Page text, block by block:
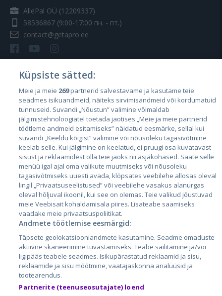
AllePal OÜ (12209337)
58536867 (9:00-17:00 пн. - пт.)
contact@getapro.ee
Страны
Эстония
Латвия
Литва
City24.lv
City24.ee
GetaPro.lv
GetaPro.ee
Autoplius.lt
CVbankas.lt
Kainos.lt
Paslaugos.lt
auto24.ee
Osta.ee
Küpsiste sätted:
Meie ja meie 269partnerid salvestavame ja kasutame teie
seadmes isikuandmeid, näiteks sirvimisandmeid või kordumatuid
tunnuseid. Suvandi „Nõustun” valimine võimaldab
jälgimistehnoloogiatel toetada jaotises „Meie ja meie partnerid
töötleme andmeid esitamiseks” näidatud eesmärke, sellal kui
suvandi „Keeldu kõigist” valimine või nõusoleku tagasivõtmine
keelab selle. Kui jälgimine on keelatud, ei pruugi osa kuvatavast
sisust ja reklaamidest olla teie jaoks nii asjakohased. Saate selle
menüü igal ajal oma valikute muutmiseks või nõusoleku
tagasivõtmiseks uuesti avada, klõpsates veebilehe allosas oleval
lingil „Privaatsuseelistused” või veebilehe vasakus alanurgas
oleval hõljuval ikoonil, kui see on olemas. Teie valikud jõustuvad
meie Veebisait kohaldamisala piires. Lisateabe saamiseks
vaadake meie privaatsuspoliitikat.
Andmete töötlemise eesmärgid:
Täpsete geolokatsiooniandmete kasutamine. Seadme omaduste
aktiivne skaneerimine tuvastamiseks. Teabe säilitamine ja/või
ligipääs teabele seadmes. Isikupärastatud reklaamid ja sisu,
reklaamide ja sisu mõõtmine, vaatajaskonna analüüsid ja
tootearendus.
Partnerite (teenuseosutajate) loend